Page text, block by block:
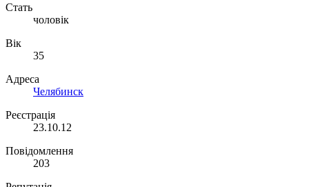
Стать
чоловік
Вік
35
Адреса
Челябинск
Реєстрація
23.10.12
Повідомлення
203